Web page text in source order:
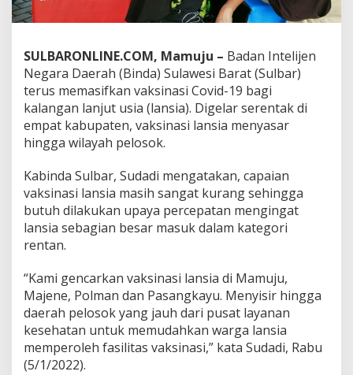
a
s
i
n
a
s
u
n
u
k
W
a
r
L
a
n
s
i
a
SULBARONLINE.COM, Mamuju – Badan Intelijen
Negara Daerah (Binda) Sulawesi Barat (Sulbar)
terus memasifkan vaksinasi Covid-19 bagi
kalangan lanjut usia (lansia). Digelar serentak di
empat kabupaten, vaksinasi lansia menyasar
hingga wilayah pelosok.
Kabinda Sulbar, Sudadi mengatakan, capaian
vaksinasi lansia masih sangat kurang sehingga
butuh dilakukan upaya percepatan mengingat
lansia sebagian besar masuk dalam kategori
rentan.
“Kami gencarkan vaksinasi lansia di Mamuju,
Majene, Polman dan Pasangkayu. Menyisir hingga
daerah pelosok yang jauh dari pusat layanan
kesehatan untuk memudahkan warga lansia
memperoleh fasilitas vaksinasi,” kata Sudadi, Rabu
(5/1/2022).